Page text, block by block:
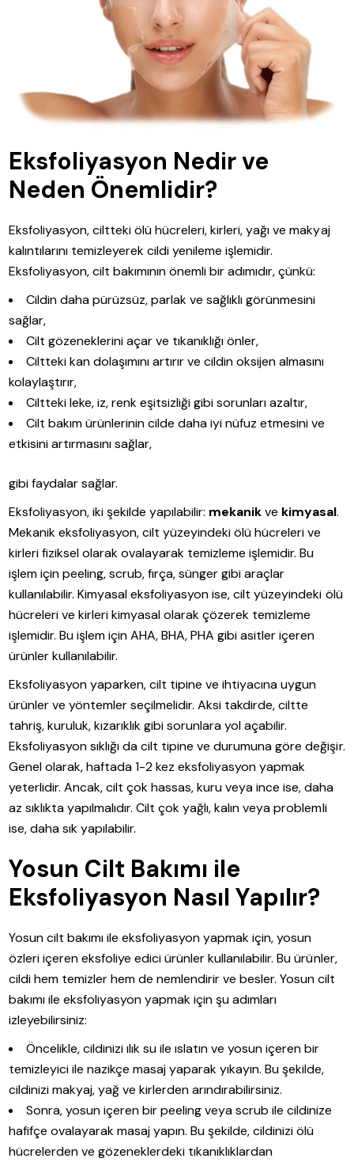
Eksfoliyasyon Nedir ve
Neden Önemlidir?
Eksfoliyasyon, ciltteki ölü hücreleri, kirleri, yağı ve makyaj
kalıntılarını temizleyerek cildi yenileme işlemidir.
Eksfoliyasyon, cilt bakımının önemli bir adımıdır, çünkü:
Cildin daha pürüzsüz, parlak ve sağlıklı görünmesini
sağlar,
Cilt gözeneklerini açar ve tıkanıklığı önler,
Ciltteki kan dolaşımını artırır ve cildin oksijen almasını
kolaylaştırır,
Ciltteki leke, iz, renk eşitsizliği gibi sorunları azaltır,
Cilt bakım ürünlerinin cilde daha iyi nüfuz etmesini ve
etkisini artırmasını sağlar,
gibi faydalar sağlar.
Eksfoliyasyon, iki şekilde yapılabilir: mekanikve kimyasal.
Mekanik eksfoliyasyon, cilt yüzeyindeki ölü hücreleri ve
kirleri fiziksel olarak ovalayarak temizleme işlemidir. Bu
işlem için peeling, scrub, fırça, sünger gibi araçlar
kullanılabilir. Kimyasal eksfoliyasyon ise, cilt yüzeyindeki ölü
hücreleri ve kirleri kimyasal olarak çözerek temizleme
işlemidir. Bu işlem için AHA, BHA, PHA gibi asitler içeren
ürünler kullanılabilir.
Eksfoliyasyon yaparken, cilt tipine ve ihtiyacına uygun
ürünler ve yöntemler seçilmelidir. Aksi takdirde, ciltte
tahriş, kuruluk, kızarıklık gibi sorunlara yol açabilir.
Eksfoliyasyon sıklığı da cilt tipine ve durumuna göre değişir.
Genel olarak, haftada 1-2 kez eksfoliyasyon yapmak
yeterlidir. Ancak, cilt çok hassas, kuru veya ince ise, daha
az sıklıkta yapılmalıdır. Cilt çok yağlı, kalın veya problemli
ise, daha sık yapılabilir.
Yosun Cilt Bakımı ile
Eksfoliyasyon Nasıl Yapılır?
Yosun cilt bakımı ile eksfoliyasyon yapmak için, yosun
özleri içeren eksfoliye edici ürünler kullanılabilir. Bu ürünler,
cildi hem temizler hem de nemlendirir ve besler. Yosun cilt
bakımı ile eksfoliyasyon yapmak için şu adımları
izleyebilirsiniz:
Öncelikle, cildinizi ılık su ile ıslatın ve yosun içeren bir
temizleyici ile nazikçe masaj yaparak yıkayın. Bu şekilde,
cildinizi makyaj, yağ ve kirlerden arındırabilirsiniz.
Sonra, yosun içeren bir peeling veya scrub ile cildinize
hafifçe ovalayarak masaj yapın. Bu şekilde, cildinizi ölü
hücrelerden ve gözeneklerdeki tıkanıklıklardan